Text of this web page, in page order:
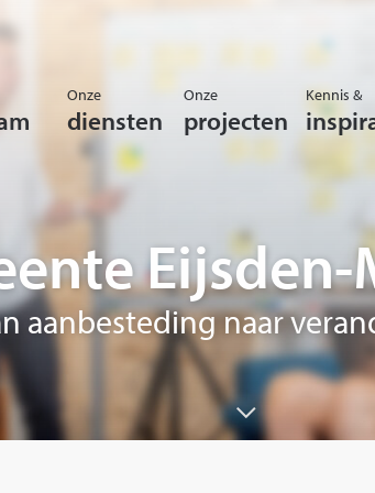
Onze
diensten
Onze
projecten
Kennis &
aanbesteding naar